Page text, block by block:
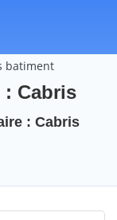
batiment
: Cabris
: Cabris